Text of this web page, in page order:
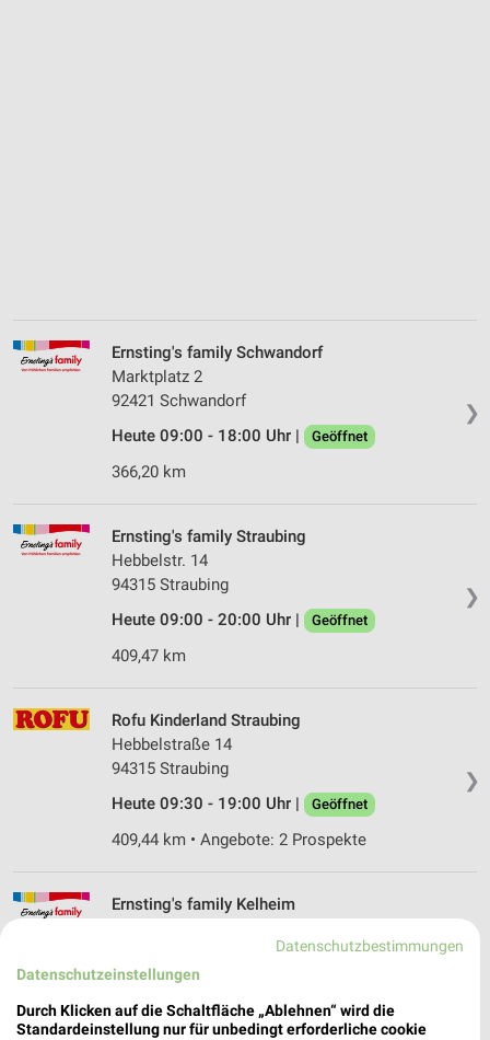
❯
Ernsting's family Schwandorf
Marktplatz 2
92421 Schwandorf
Heute 09:00 - 18:00 Uhr |
Geöffnet
366,20 km
❯
Ernsting's family Straubing
Hebbelstr. 14
94315 Straubing
Heute 09:00 - 20:00 Uhr |
Geöffnet
409,47 km
❯
Rofu Kinderland Straubing
Hebbelstraße 14
94315 Straubing
Heute 09:30 - 19:00 Uhr |
Geöffnet
409,44 km • Angebote: 2 Prospekte
Ernsting's family Kelheim
Heute 09:00 - 19:00 Uhr |
414,18 km
Datenschutzbestimmungen
Datenschutzeinstellungen
Durch Klicken auf die Schaltfläche „Ablehnen“ wird die
Standardeinstellung nur für unbedingt erforderliche cookie